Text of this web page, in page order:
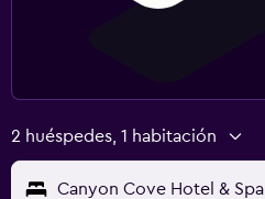
2 huéspedes, 1 habitación
Canyon Cove Hotel & Spa